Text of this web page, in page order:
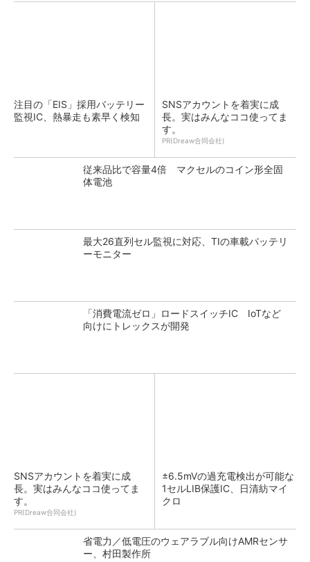
注目の「EIS」採用バッテリー
監視IC、熱暴走も素早く検知
SNSアカウントを着実に成
長。実はみんなココ使ってま
す。
PR(Dreaw合同会社)
従来品比で容量4倍 マクセルのコイン形全固
体電池
最大26直列セル監視に対応、TIの車載バッテリ
ーモニター
「消費電流ゼロ」ロードスイッチIC IoTなど
向けにトレックスが開発
SNSアカウントを着実に成
長。実はみんなココ使ってま
す。
PR(Dreaw合同会社)
±6.5mVの過充電検出が可能な
1セルLIB保護IC、日清紡マイ
クロ
省電力／低電圧のウェアラブル向けAMRセンサ
ー、村田製作所